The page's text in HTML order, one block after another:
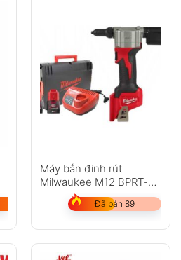
Máy bắn đinh rút
Milwaukee M12 BPRT-
Đã bán 89